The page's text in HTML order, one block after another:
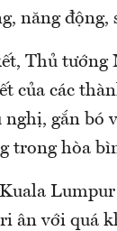
năng
Thủ
của các
gắn bó
trong hòa
ân với quá